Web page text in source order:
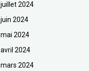
juillet 2024
juin 2024
mai 2024
avril 2024
mars 2024